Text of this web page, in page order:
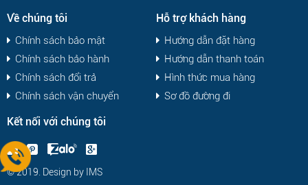
Về chúng tôi
Chính sách bảo mật
Chính sách bảo hành
Chính sách đổi trả
Chính sách vận chuyển
Hỗ trợ khách hàng
Hướng dẫn đặt hàng
Hướng dẫn thanh toán
Hình thức mua hàng
Sơ đồ đường đi
Kết nối với chúng tôi
© 2019. Design by IMS